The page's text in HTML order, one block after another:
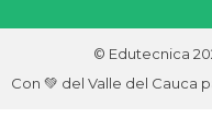
© Edutecnica
Con 💚 del Valle del Cauca